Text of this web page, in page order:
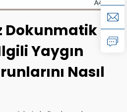
Dokunmatik
Yaygın
Nasıl